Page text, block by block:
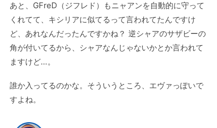
あと、GFreD（ジフレド）もニャアンを自動的に守って
くれてて、キシリアに似てるって言われてたんですけ
ど、あれなんだったんですかね？ 逆シャアのサザビーの
角が付いてるから、シャアなんじゃないかとか言われて
ますけど…。
誰か入ってるのかな。そういうところ、エヴァっぽいで
すよね。